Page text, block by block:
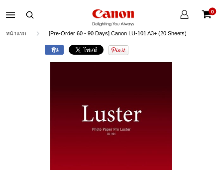
บัญชี
ของ
0
หน้าแรก [Pre-Order 60 - 90 Days] Canon LU-101 A3+ (20 Sheets)
หุ้น